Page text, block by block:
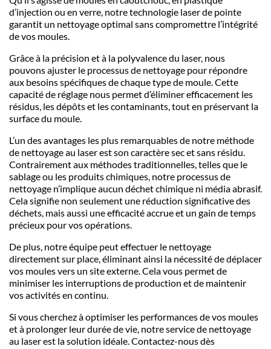
d’injection ou en verre, notre technologie laser de pointe
garantit un nettoyage optimal sans compromettre l’intégrité
de vos moules.
Grâce à la précision et à la polyvalence du laser, nous
pouvons ajuster le processus de nettoyage pour répondre
aux besoins spécifiques de chaque type de moule. Cette
capacité de réglage nous permet d’éliminer efficacement les
résidus, les dépôts et les contaminants, tout en préservant la
surface du moule.
L’un des avantages les plus remarquables de notre méthode
de nettoyage au laser est son caractère sec et sans résidu.
Contrairement aux méthodes traditionnelles, telles que le
sablage ou les produits chimiques, notre processus de
nettoyage n’implique aucun déchet chimique ni média abrasif.
Cela signifie non seulement une réduction significative des
déchets, mais aussi une efficacité accrue et un gain de temps
précieux pour vos opérations.
De plus, notre équipe peut effectuer le nettoyage
directement sur place, éliminant ainsi la nécessité de déplacer
vos moules vers un site externe. Cela vous permet de
minimiser les interruptions de production et de maintenir
vos activités en continu.
Si vous cherchez à optimiser les performances de vos moules
et à prolonger leur durée de vie, notre service de nettoyage
au laser est la solution idéale. Contactez-nous dès